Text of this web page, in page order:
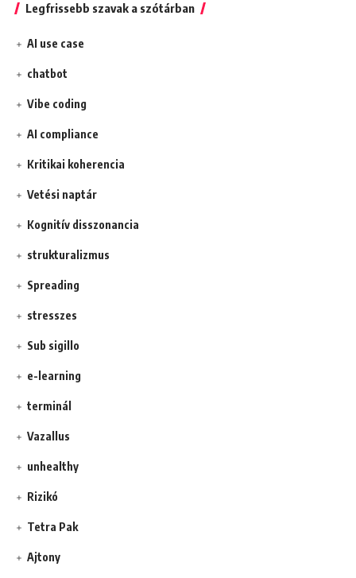
Legfrissebb szavak a szótárban
AI use case
chatbot
Vibe coding
AI compliance
Kritikai koherencia
Vetési naptár
Kognitív disszonancia
strukturalizmus
Spreading
stresszes
Sub sigillo
e-learning
terminál
Vazallus
unhealthy
Rizikó
Tetra Pak
Ajtony